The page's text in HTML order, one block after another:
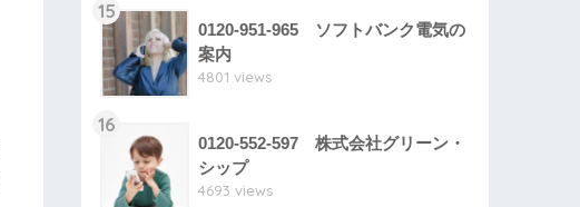
15
0120-951-965 ソフトバンク電気の
案内
4801 views
16
0120-552-597 株式会社グリーン・
シップ
4693 views